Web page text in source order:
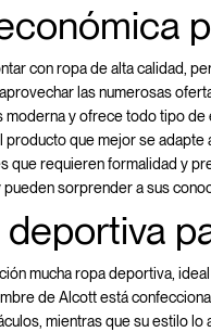
con ropa de alta calidad,
las numerosas
moderna y ofrece todo tipo de
producto que mejor se adapte
que requieren formalidad y
sorprender a sus
deportiva
mucha ropa deportiva,
de Alcott está
mientras que su estilo lo